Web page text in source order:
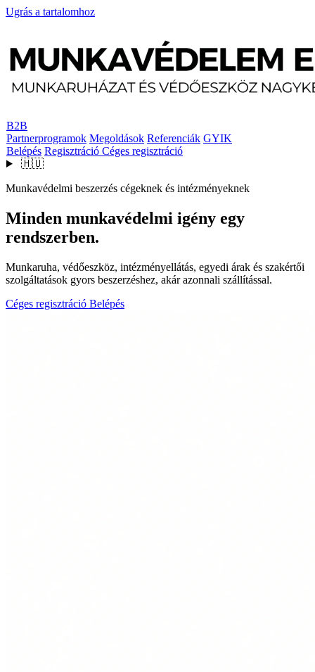
Ugrás a tartalomhoz
B2B
Partnerprogramok Megoldások Referenciák GYIK
Belépés Regisztráció Céges regisztráció
🇭🇺
Munkavédelmi beszerzés cégeknek és intézményeknek
Minden munkavédelmi igény egy
rendszerben.
Munkaruha, védőeszköz, intézményellátás, egyedi árak és szakértői
szolgáltatások gyors beszerzéshez, akár azonnali szállítással.
Céges regisztráció Belépés